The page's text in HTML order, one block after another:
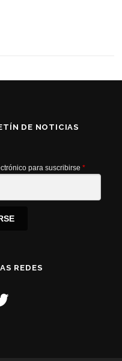
DE NOTICIAS
para suscribirse *
REDES